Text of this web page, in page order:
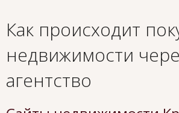
Как происходит
недвижимости
агентство